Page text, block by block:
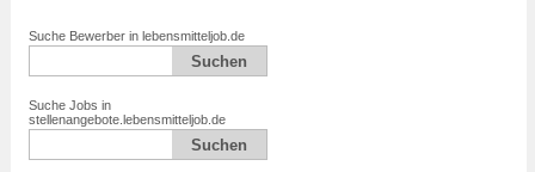
Suche Bewerber in lebensmitteljob.de
Suche Jobs in
stellenangebote.lebensmitteljob.de